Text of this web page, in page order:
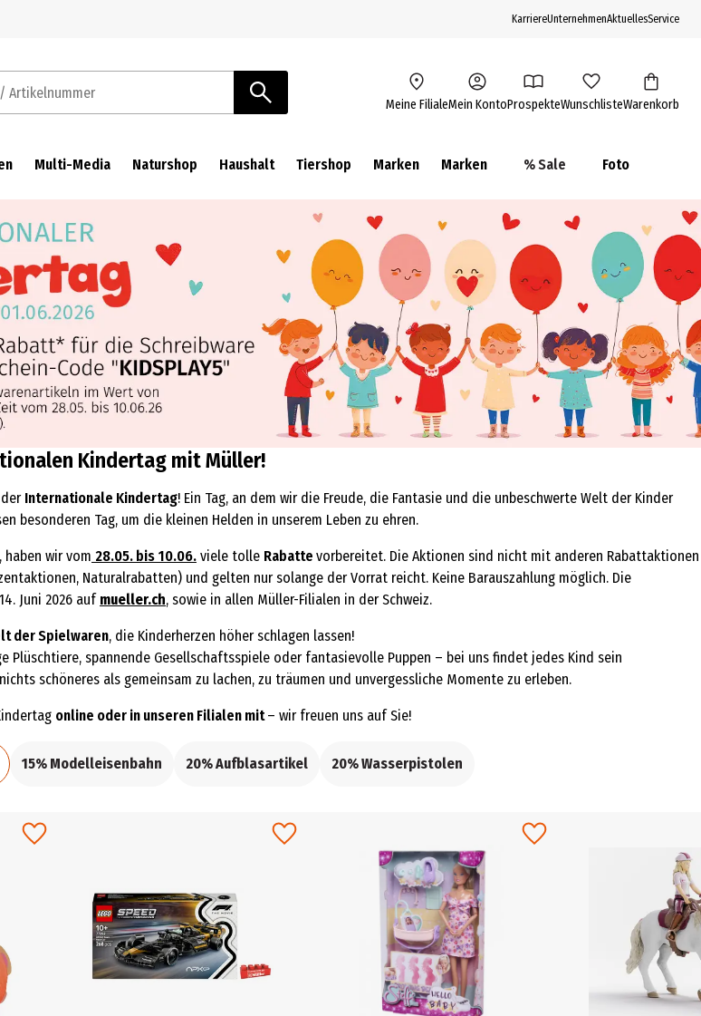
KarriereUnternehmenAktuellesService
Meine FilialeMein KontoProspekteWunschlisteWarenkorb
Multi-Media Naturshop Haushalt Tiershop Marken Marken % Sale Foto
Kindertag mit Müller!
Internationale Kindertag! Ein Tag, an dem wir die Freude, die Fantasie und die unbeschwerte Welt der Kinder
besonderen Tag, um die kleinen Helden in unserem Leben zu ehren.
haben wir vom 28.05. bis 10.06. viele tolle Rabatte vorbereitet. Die Aktionen sind nicht mit anderen Rabattaktionen
Naturalrabatten) und gelten nur solange der Vorrat reicht. Keine Barauszahlung möglich. Die
Juni 2026 auf mueller.ch, sowie in allen Müller-Filialen in der Schweiz.
der Spielwaren, die Kinderherzen höher schlagen lassen!
Plüschtiere, spannende Gesellschaftsspiele oder fantasievolle Puppen – bei uns findet jedes Kind sein
schöneres als gemeinsam zu lachen, zu träumen und unvergessliche Momente zu erleben.
online oder in unseren Filialen mit– wir freuen uns auf Sie!
15% Modelleisenbahn 20% Aufblasartikel 20% Wasserpistolen